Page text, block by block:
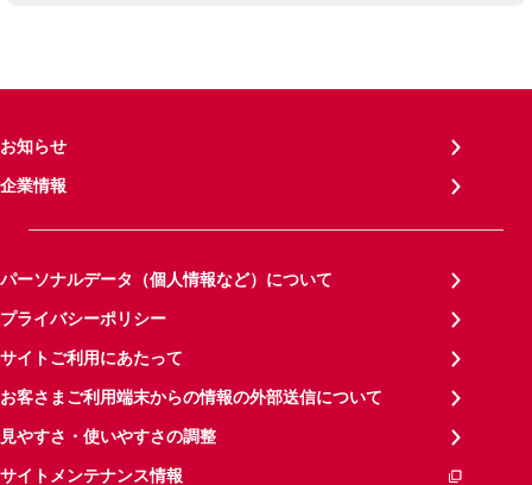
お知らせ
企業情報
パーソナルデータ（個人情報など）について
プライバシーポリシー
サイトご利用にあたって
お客さまご利用端末からの情報の外部送信について
見やすさ・使いやすさの調整
サイトメンテナンス情報